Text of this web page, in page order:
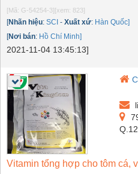
[Mã: G-54254-3] [xem: 823]
[Nhãn hiệu: SCI - Xuất xứ: Hàn Quốc]
[Nơi bán: Hồ Chí Minh]
2021-11-04 13:45:13]
Vitamin tổng hợp cho tôm cá,